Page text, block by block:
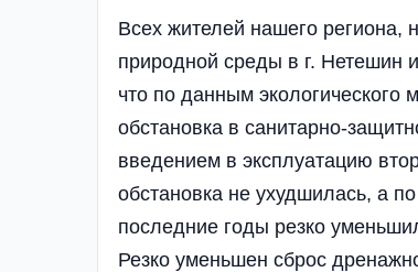
Всех жителей нашего региона,
природной среды в г. Нетешин
что по данным экологического
обстановка в санитарно-
введением в эксплуатацию
обстановка не ухудшилась, а
последние годы резко
Резко уменьшен сброс